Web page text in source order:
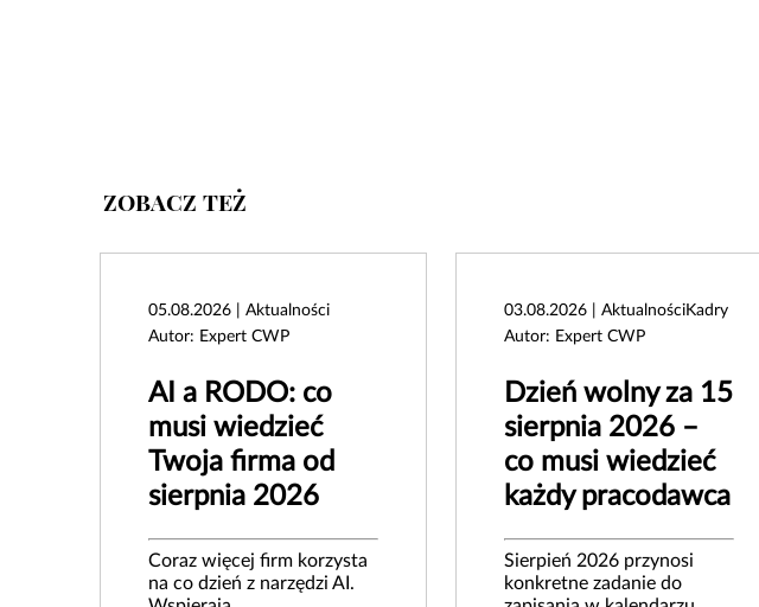
ZOBACZ TEŻ
05.08.2026 | Aktualności
Autor: Expert CWP
AI a RODO: co
musi wiedzieć
Twoja firma od
sierpnia 2026
Coraz więcej firm korzysta
na co dzień z narzędzi AI.
03.08.2026 | AktualnościKadry
Autor: Expert CWP
Dzień wolny za 15
sierpnia 2026 –
co musi wiedzieć
każdy pracodawca
Sierpień 2026 przynosi
konkretne zadanie do